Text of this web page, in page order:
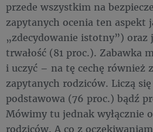
przede wszystkim na
zapytanych ocenia ten aspekt
„zdecydowanie istotny”) oraz
trwałość (81 proc.). Zabawka
i uczyć – na tę cechę również
zapytanych rodziców. Liczą
podstawowa (76 proc.) bądź
Mówimy tu jednak wyłącznie
rodziców. A co z